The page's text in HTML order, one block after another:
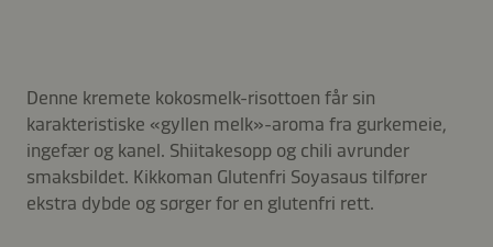
Denne kremete kokosmelk-risottoen får sin
karakteristiske «gyllen melk»-aroma fra gurkemeie,
ingefær og kanel. Shiitakesopp og chili avrunder
smaksbildet. Kikkoman Glutenfri Soyasaus tilfører
ekstra dybde og sørger for en glutenfri rett.